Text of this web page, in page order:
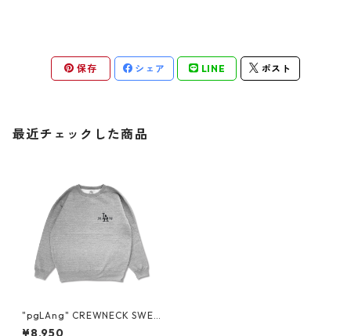
保存 シェア LINE ポスト
最近チェックした商品
"pgLAng" CREWNECK SWEA
T
¥8,950